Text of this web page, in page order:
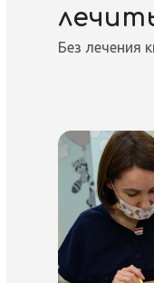
Без лечения